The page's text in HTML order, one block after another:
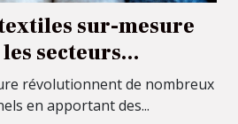
sur-mesure
secteurs
révolutionnent de nombreux
en apportant des...